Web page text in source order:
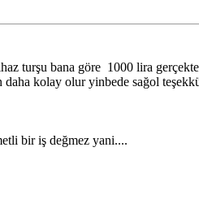
turşu bana göre 1000 lira
kolay olur yinbede sağol
bir iş değmez yani....